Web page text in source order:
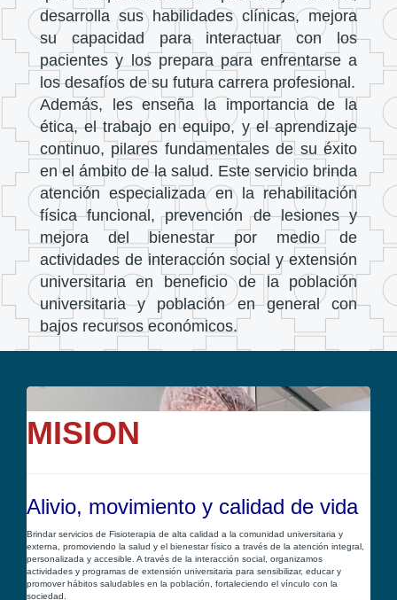
desarrolla sus habilidades clínicas, mejora
su capacidad para interactuar con los
pacientes y los prepara para enfrentarse a
los desafíos de su futura carrera profesional.
Además, les enseña la importancia de la
ética, el trabajo en equipo, y el aprendizaje
continuo, pilares fundamentales de su éxito
en el ámbito de la salud. Este servicio brinda
atención especializada en la rehabilitación
física funcional, prevención de lesiones y
mejora del bienestar por medio de
actividades de interacción social y extensión
universitaria en beneficio de la población
universitaria y población en general con
bajos recursos económicos.
MISION
Alivio, movimiento y calidad de vida
Brindar servicios de Fisioterapia de alta calidad a la comunidad universitaria y
externa, promoviendo la salud y el bienestar físico a través de la atención integral,
personalizada y accesible. A través de la interacción social, organizamos
actividades y programas de extensión universitaria para sensibilizar, educar y
promover hábitos saludables en la población, fortaleciendo el vínculo con la
sociedad.